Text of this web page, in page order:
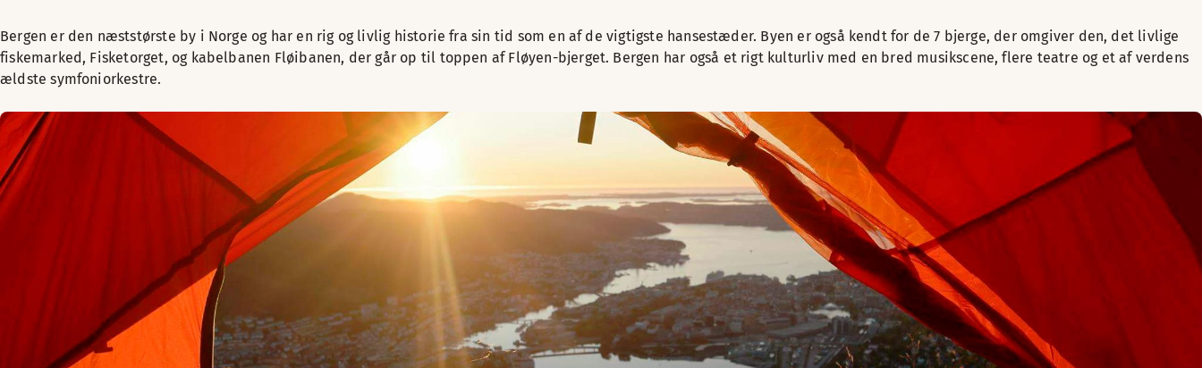
Bergen er den næststørste by i Norge og har en rig og livlig historie fra sin tid som en af de vigtigste hansestæder. Byen er også kendt for de 7 bjerge, der omgiver den, det livlige
fiskemarked, Fisketorget, og kabelbanen Fløibanen, der går op til toppen af Fløyen-bjerget. Bergen har også et rigt kulturliv med en bred musikscene, flere teatre og et af verdens
ældste symfoniorkestre.